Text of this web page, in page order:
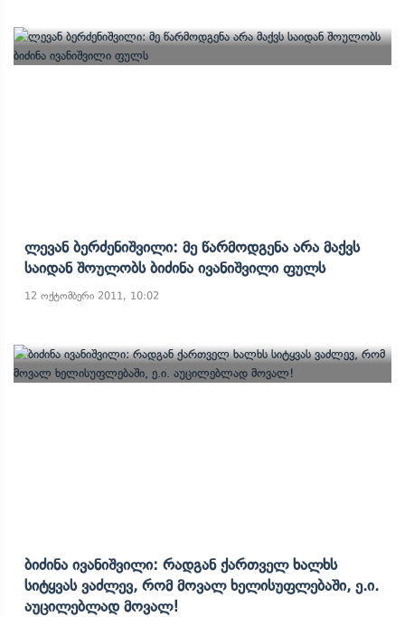
Ლევან Ბერძენიშვილი: Მე Წარმოდგენა Არა Მაქვს
Საიდან Შოულობს Ბიძინა Ივანიშვილი Ფულს
12 ოქტომბერი 2011, 10:02
Ბიძინა Ივანიშვილი: Რადგან Ქართველ Ხალხს
Სიტყვას Ვაძლევ, Რომ Მოვალ Ხელისუფლებაში, Ე.ი.
Აუცილებლად Მოვალ!